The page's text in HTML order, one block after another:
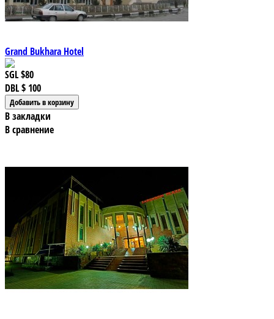
Grand Bukhara Hotel
SGL$80
DBL$ 100
В закладки
В сравнение